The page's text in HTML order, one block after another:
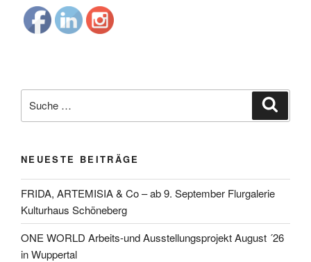
nach:
NEUESTE BEITRÄGE
FRIDA, ARTEMISIA & Co – ab 9. September Flurgalerie
Kulturhaus Schöneberg
ONE WORLD Arbeits-und Ausstellungsprojekt August ´26
in Wuppertal